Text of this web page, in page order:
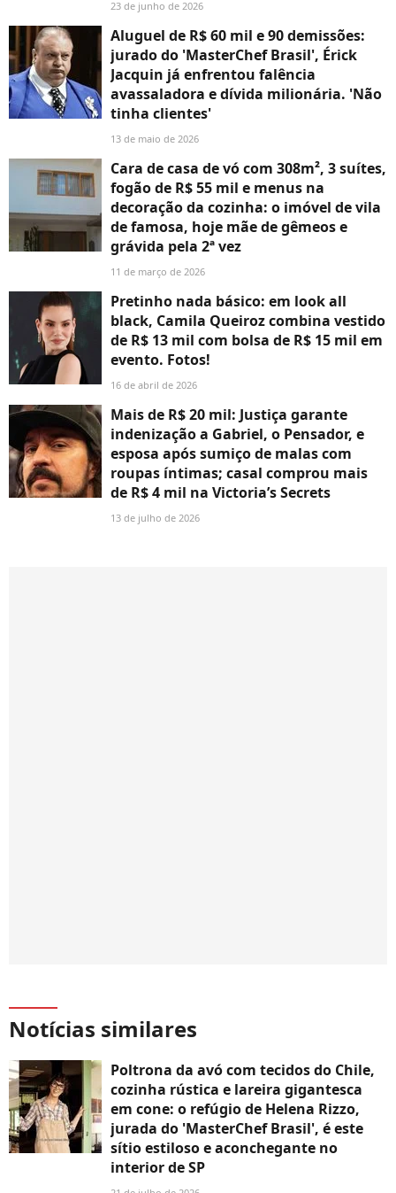
23 de junho de 2026
Aluguel de R$ 60 mil e 90 demissões:
jurado do 'MasterChef Brasil', Érick
Jacquin já enfrentou falência
avassaladora e dívida milionária. 'Não
tinha clientes'
13 de maio de 2026
Cara de casa de vó com 308m², 3 suítes,
fogão de R$ 55 mil e menus na
decoração da cozinha: o imóvel de vila
de famosa, hoje mãe de gêmeos e
grávida pela 2ª vez
11 de março de 2026
Pretinho nada básico: em look all
black, Camila Queiroz combina vestido
de R$ 13 mil com bolsa de R$ 15 mil em
evento. Fotos!
16 de abril de 2026
Mais de R$ 20 mil: Justiça garante
indenização a Gabriel, o Pensador, e
esposa após sumiço de malas com
roupas íntimas; casal comprou mais
de R$ 4 mil na Victoria’s Secrets
13 de julho de 2026
Notícias similares
Poltrona da avó com tecidos do Chile,
cozinha rústica e lareira gigantesca
em cone: o refúgio de Helena Rizzo,
jurada do 'MasterChef Brasil', é este
sítio estiloso e aconchegante no
interior de SP